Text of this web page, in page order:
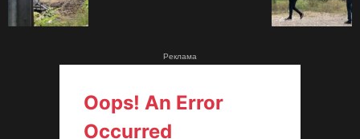
Реклама